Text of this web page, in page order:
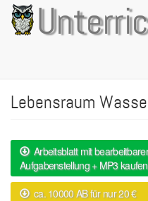
Direkt
zum
Inhalt
Lebensraum
Arbeitsblatt mit bearbeitbarer
Aufgabenstellung + MP3 kaufen
ca. 10000 AB für nur 20 €